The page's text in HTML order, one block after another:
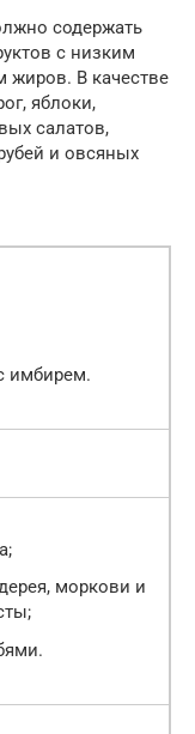
содержать
с низким
жиров. В качестве
яблоки,
салатов,
и овсяных
имбирем.
моркови и